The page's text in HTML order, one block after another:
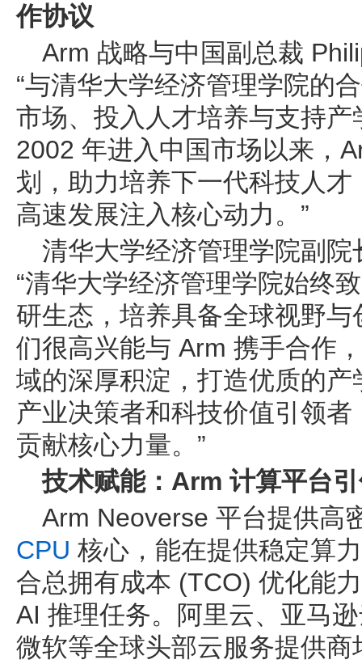
作协议
Arm 战略与中国副总裁
“与清华大学经济管理学院的
市场、投入人才培养与支持
2002 年进入中国市场以来，
划，助力培养下一代科技人
高速发展注入核心动力。”
清华大学经济管理学院副
“清华大学经济管理学院始终
研生态，培养具备全球视野
们很高兴能与 Arm 携手合作
域的深厚积淀，打造优质的
产业决策者和科技价值引领
贡献核心力量。”
技术赋能：Arm 计算平台
Arm Neoverse 平台提供高
CPU 核心，能在提供稳定算
合总拥有成本 (TCO) 优化能
AI 推理任务。阿里云、亚马
微软等全球头部云服务提供